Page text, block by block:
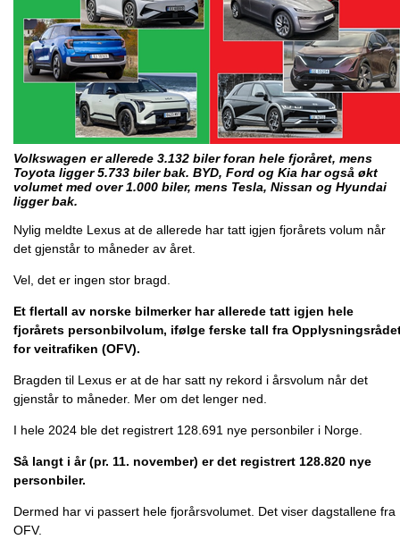
Volkswagen er allerede 3.132 biler foran hele fjoråret, mens
Toyota ligger 5.733 biler bak. BYD, Ford og Kia har også økt
volumet med over 1.000 biler, mens Tesla, Nissan og Hyundai
ligger bak.
Nylig meldte Lexus at de allerede har tatt igjen fjorårets volum når
det gjenstår to måneder av året.
Vel, det er ingen stor bragd.
Et flertall av norske bilmerker har allerede tatt igjen hele
fjorårets personbilvolum, ifølge ferske tall fra
for veitrafiken (OFV).
Bragden til Lexus er at de har satt ny rekord i årsvolum når det
gjenstår to måneder. Mer om det lenger ned.
I hele 2024 ble det registrert 128.691 nye personbiler i Norge.
Så langt i år (pr. 11. november) er det registrert 128.820 nye
personbiler.
Dermed har vi passert hele fjorårsvolumet. Det viser dagstallene fra
OFV.